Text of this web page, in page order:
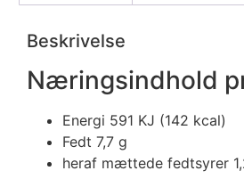
Beskrivelse
Næringsindhold
Energi 591 KJ (142 kcal)
Fedt 7,7 g
heraf mættede fedtsyrer